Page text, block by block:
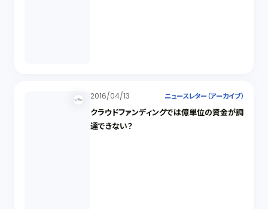
2016/04/13 ニュースレター（アーカイブ）
クラウドファンディングでは億単位の資金が調
達できない？